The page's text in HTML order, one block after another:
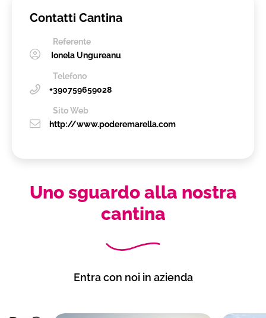
Contatti Cantina
Referente
Ionela Ungureanu
Telefono
+390759659028
Sito Web
http://www.poderemarella.com
Uno sguardo alla nostra
cantina
Entra con noi in azienda